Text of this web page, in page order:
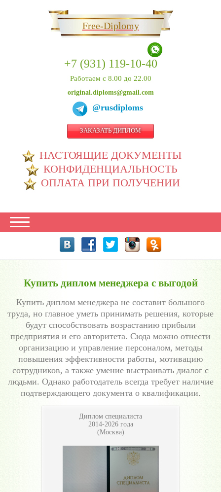
Free-Diplomy
+7 (931) 119-10-40
Работаем с 8.00 до 22.00
original.diploms@gmail.com
@rusdiploms
ЗАКАЗАТЬ ДИПЛОМ
НАСТОЯЩИЕ ДОКУМЕНТЫ
КОНФИДЕНЦИАЛЬНОСТЬ
ОПЛАТА ПРИ ПОЛУЧЕНИИ
Купить диплом менеджера с выгодой
Купить диплом менеджера не составит большого
труда, но главное уметь принимать решения, которые
будут способствовать возрастанию прибыли
предприятия и его авторитета. Сюда можно отнести
организацию и управление персоналом, методы
повышения эффективности работы, мотивацию
сотрудников, а также умение выстраивать диалог с
людьми. Однако работодатель всегда требует наличие
подтверждающего документа о квалификации.
Диплом специалиста
2014-2026 года
(Москва)